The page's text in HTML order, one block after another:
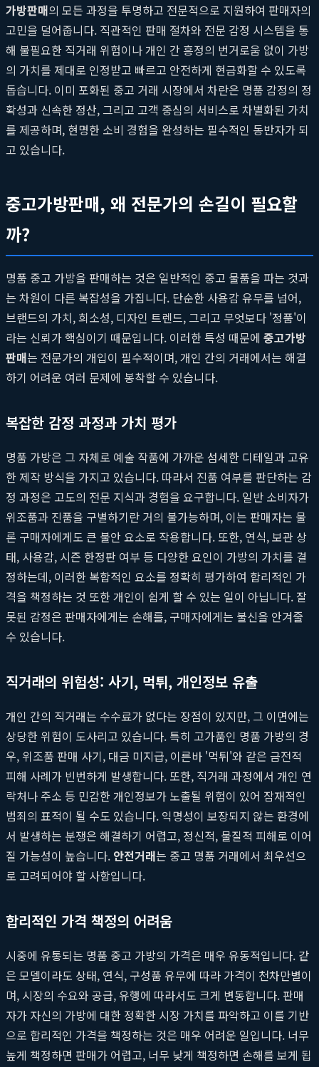
가방판매의 모든 과정을 투명하고 전문적으로 지원하여 판매자의
고민을 덜어줍니다. 직관적인 판매 절차와 전문 감정 시스템을 통
해 불필요한 직거래 위험이나 개인 간 흥정의 번거로움 없이 가방
의 가치를 제대로 인정받고 빠르고 안전하게 현금화할 수 있도록
돕습니다. 이미 포화된 중고 거래 시장에서 차란은 명품 감정의 정
확성과 신속한 정산, 그리고 고객 중심의 서비스로 차별화된 가치
를 제공하며, 현명한 소비 경험을 완성하는 필수적인 동반자가 되
고 있습니다.
중고가방판매, 왜 전문가의 손길이 필요할
까?
명품 중고 가방을 판매하는 것은 일반적인 중고 물품을 파는 것과
는 차원이 다른 복잡성을 가집니다. 단순한 사용감 유무를 넘어,
브랜드의 가치, 희소성, 디자인 트렌드, 그리고 무엇보다 '정품'이
라는 신뢰가 핵심이기 때문입니다. 이러한 특성 때문에 중고가방
판매는 전문가의 개입이 필수적이며, 개인 간의 거래에서는 해결
하기 어려운 여러 문제에 봉착할 수 있습니다.
복잡한 감정 과정과 가치 평가
명품 가방은 그 자체로 예술 작품에 가까운 섬세한 디테일과 고유
한 제작 방식을 가지고 있습니다. 따라서 진품 여부를 판단하는 감
정 과정은 고도의 전문 지식과 경험을 요구합니다. 일반 소비자가
위조품과 진품을 구별하기란 거의 불가능하며, 이는 판매자는 물
론 구매자에게도 큰 불안 요소로 작용합니다. 또한, 연식, 보관 상
태, 사용감, 시즌 한정판 여부 등 다양한 요인이 가방의 가치를 결
정하는데, 이러한 복합적인 요소를 정확히 평가하여 합리적인 가
격을 책정하는 것 또한 개인이 쉽게 할 수 있는 일이 아닙니다. 잘
못된 감정은 판매자에게는 손해를, 구매자에게는 불신을 안겨줄
수 있습니다.
직거래의 위험성: 사기, 먹튀, 개인정보 유출
개인 간의 직거래는 수수료가 없다는 장점이 있지만, 그 이면에는
상당한 위험이 도사리고 있습니다. 특히 고가품인 명품 가방의 경
우, 위조품 판매 사기, 대금 미지급, 이른바 '먹튀'와 같은 금전적
피해 사례가 빈번하게 발생합니다. 또한, 직거래 과정에서 개인 연
락처나 주소 등 민감한 개인정보가 노출될 위험이 있어 잠재적인
범죄의 표적이 될 수도 있습니다. 익명성이 보장되지 않는 환경에
서 발생하는 분쟁은 해결하기 어렵고, 정신적, 물질적 피해로 이어
질 가능성이 높습니다. 안전거래는 중고 명품 거래에서 최우선으
로 고려되어야 할 사항입니다.
합리적인 가격 책정의 어려움
시중에 유통되는 명품 중고 가방의 가격은 매우 유동적입니다. 같
은 모델이라도 상태, 연식, 구성품 유무에 따라 가격이 천차만별이
며, 시장의 수요와 공급, 유행에 따라서도 크게 변동합니다. 판매
자가 자신의 가방에 대한 정확한 시장 가치를 파악하고 이를 기반
으로 합리적인 가격을 책정하는 것은 매우 어려운 일입니다. 너무
높게 책정하면 판매가 어렵고, 너무 낮게 책정하면 손해를 보게 됩